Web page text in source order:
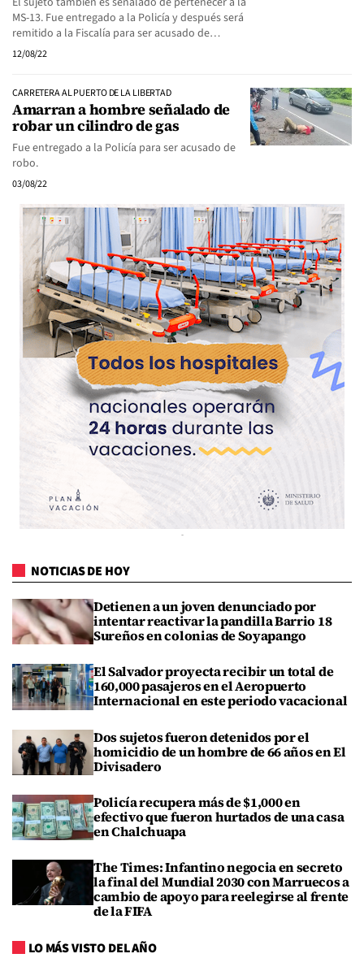
MS-13. Fue entregado a la Policía y después será
remitido a la Fiscalía para ser acusado de…
12/08/22
CARRETERA AL PUERTO DE LA LIBERTAD
Amarran a hombre señalado de
robar un cilindro de gas
Fue entregado a la Policía para ser acusado de
robo.
03/08/22
NOTICIAS DE HOY
Detienen a un joven denunciado por
intentar reactivar la pandilla Barrio 18
Sureños en colonias de Soyapango
El Salvador proyecta recibir un total de
160,000 pasajeros en el Aeropuerto
Internacional en este periodo vacacional
Dos sujetos fueron detenidos por el
homicidio de un hombre de 66 años en El
Divisadero
Policía recupera más de $1,000 en
efectivo que fueron hurtados de una casa
en Chalchuapa
The Times: Infantino negocia en secreto
la final del Mundial 2030 con Marruecos a
cambio de apoyo para reelegirse al frente
de la FIFA
LO MÁS VISTO DEL AÑO